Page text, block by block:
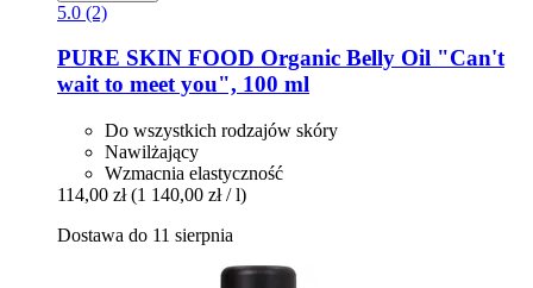
5.0 (2)
PURE SKIN FOOD Organic Belly Oil "Can't
wait to meet you", 100 ml
Do wszystkich rodzajów skóry
Nawilżający
Wzmacnia elastyczność
114,00 zł (1 140,00 zł / l)
Dostawa do 11 sierpnia